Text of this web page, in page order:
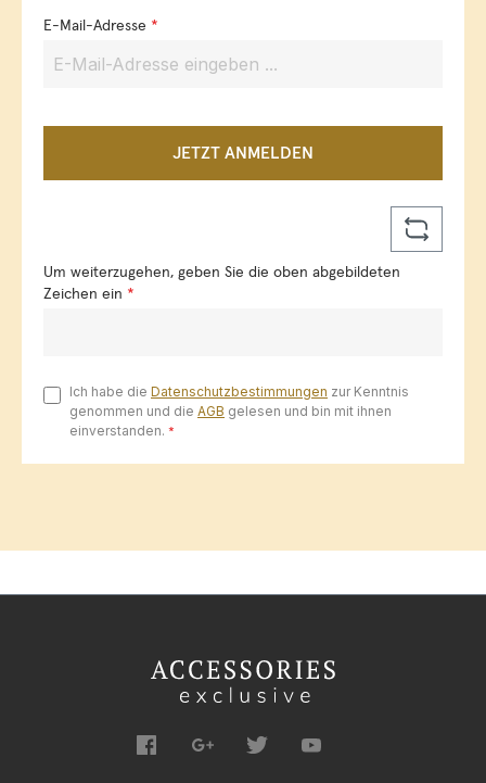
E-Mail-Adresse *
JETZT ANMELDEN
Um weiterzugehen, geben Sie die oben abgebildeten
Zeichen ein *
Ich habe die Datenschutzbestimmungen zur Kenntnis
genommen und die AGB gelesen und bin mit ihnen
einverstanden. *